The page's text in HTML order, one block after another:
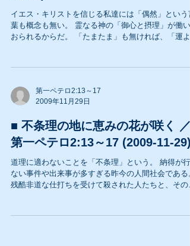
イエス・キリストを信じる私達には「偶然」という
葉も概念も無い。 霊なる神の「御心と摂理」が働いて
おられるからだ。 「たまたま」も無ければ、「運よ
第一ペテロ2:13～17
2009年11月29日
■ 不条理の地に恵みの花が咲く ／
第一ペテロ2:13～17 (2009-11-29)
道理に適わないことを「不条理」という。 納得が行か
ない事件や出来事が多すぎる昨今の人間社会である
残酷非道な仕打ちを受けて殺された人たちと、その
た場面が多く登場する。...